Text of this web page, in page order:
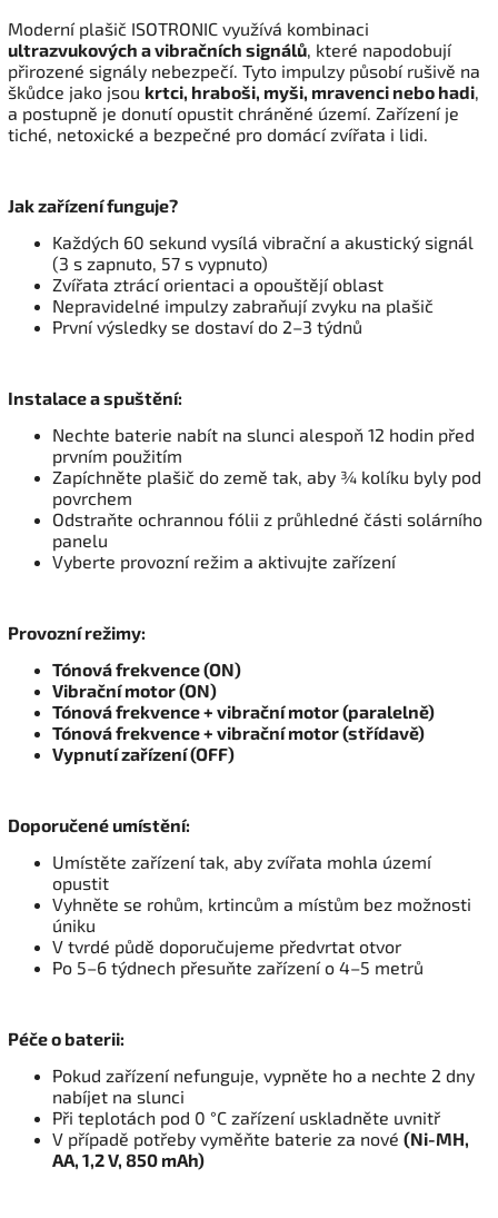
Moderní plašič ISOTRONIC využívá kombinaci
ultrazvukových a vibračních signálů, které napodobují
přirozené signály nebezpečí. Tyto impulzy působí rušivě na
škůdce jako jsou krtci, hraboši, myši, mravenci nebo hadi,
a postupně je donutí opustit chráněné území. Zařízení je
tiché, netoxické a bezpečné pro domácí zvířata i lidi.
Jak zařízení funguje?
Každých 60 sekund vysílá vibrační a akustický signál
(3 s zapnuto, 57 s vypnuto)
Zvířata ztrácí orientaci a opouštějí oblast
Nepravidelné impulzy zabraňují zvyku na plašič
První výsledky se dostaví do 2–3 týdnů
Instalace a spuštění:
Nechte baterie nabít na slunci alespoň 12 hodin před
prvním použitím
Zapíchněte plašič do země tak, aby ¾ kolíku byly pod
povrchem
Odstraňte ochrannou fólii z průhledné části solárního
panelu
Vyberte provozní režim a aktivujte zařízení
Provozní režimy:
Tónová frekvence (ON)
Vibrační motor (ON)
Tónová frekvence + vibrační motor (paralelně)
Tónová frekvence + vibrační motor (střídavě)
Vypnutí zařízení (OFF)
Doporučené umístění:
Umístěte zařízení tak, aby zvířata mohla území
opustit
Vyhněte se rohům, krtincům a místům bez možnosti
úniku
V tvrdé půdě doporučujeme předvrtat otvor
Po 5–6 týdnech přesuňte zařízení o 4–5 metrů
Péče o baterii:
Pokud zařízení nefunguje, vypněte ho a nechte 2 dny
nabíjet na slunci
Při teplotách pod 0 °C zařízení uskladněte uvnitř
V případě potřeby vyměňte baterie za nové (Ni-MH,
AA, 1,2 V, 850 mAh)